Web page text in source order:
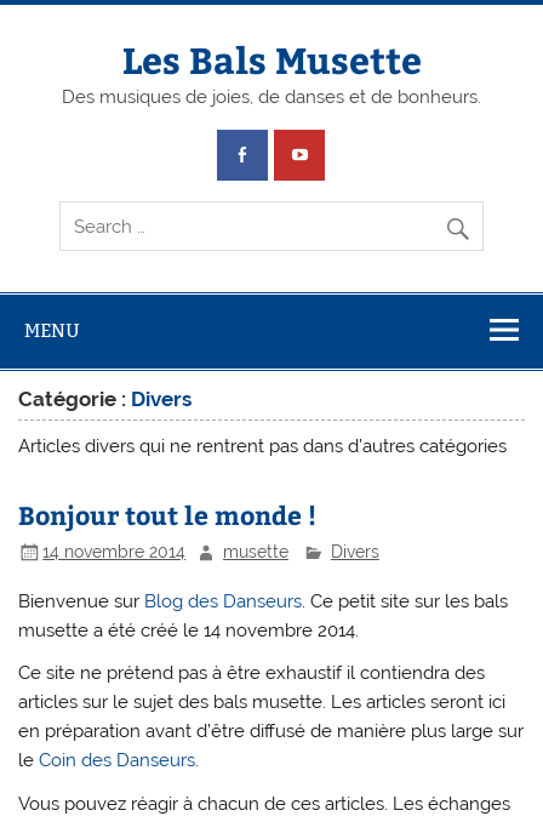
Skip
Les Bals Musette
Des musiques de joies, de danses et de bonheurs.
MENU
Catégorie : Divers
Articles divers qui ne rentrent pas dans d’autres catégories
Bonjour tout le monde !
14 novembre 2014 musette Divers
Bienvenue sur Blog des Danseurs. Ce petit site sur les bals
musette a été créé le 14 novembre 2014.
Ce site ne prétend pas à être exhaustif il contiendra des
articles sur le sujet des bals musette. Les articles seront ici
en préparation avant d’être diffusé de manière plus large sur
leCoin des Danseurs.
Vous pouvez réagir à chacun de ces articles. Les échanges